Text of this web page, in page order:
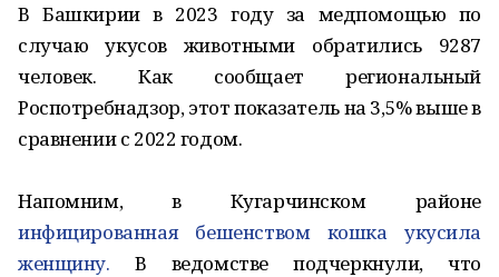
В Башкирии в 2023 году за медпомощью по
случаю укусов животными обратились 9287
человек. Как сообщает региональный
Роспотребнадзор, этот показатель на 3,5% выше в
сравнении с 2022 годом.
Напомним, в Кугарчинском районе
инфицированная бешенством кошка укусила
женщину. В ведомстве подчеркнули, что